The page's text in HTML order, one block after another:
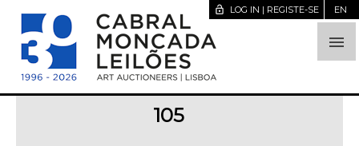

lock_open LOG IN | REGISTE-SE EN
105